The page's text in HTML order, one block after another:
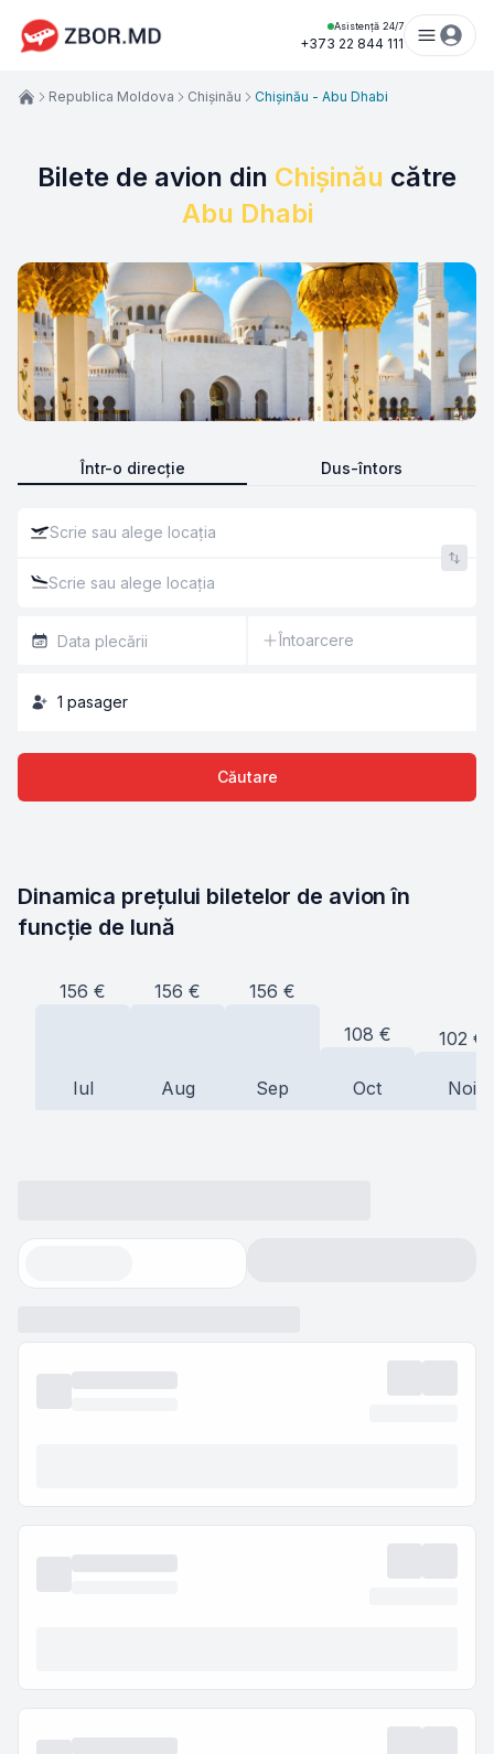
Asistență 24/7
+373 22 844 111
Bilete de avion din Chișinău către
Abu Dhabi
Într-o direcție Dus-întors
Întoarcere
1 pasager
Căutare
Republica Moldova Chișinău Chișinău - Abu Dhabi
Dinamica prețului biletelor de avion în
funcție de lună
156 €
Iul
156 €
Aug
156 €
Sep
108 €
Oct
102 €
Noi